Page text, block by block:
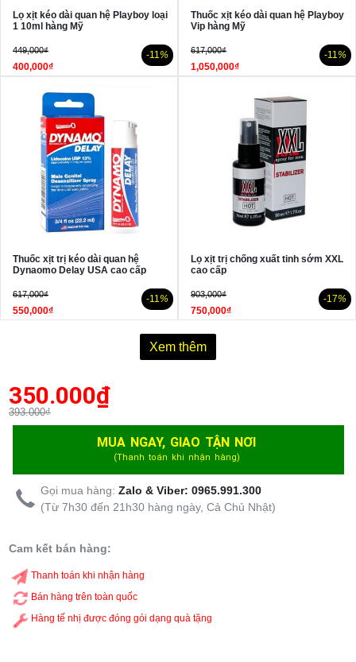
Lọ xịt kéo dài quan hệ Playboy loại
1 10ml hàng Mỹ
449,000₫
400,000₫
-11%
Thuốc xịt kéo dài quan hệ Playboy
Vip hàng Mỹ
617,000₫
1,050,000₫
-11%
Thuốc xịt trị kéo dài quan hệ
Dynaomo Delay USA cao cấp
617,000₫
550,000₫
-11%
Lọ xịt trị chống xuất tinh sớm XXL
cao cấp
903,000₫
750,000₫
-17%
Xem thêm
350.000₫
393.000₫
MUA NGAY, GIAO TẬN NƠI
(Thanh toán khi nhận hàng)
Gọi mua hàng: Zalo & Viber: 0965.991.300
(Từ 7h30 đến 21h30 hàng ngày, Cả Chủ Nhật)
Cam kết bán hàng:
Thanh toán khi nhận hàng
Bán hàng trên toàn quốc
Hàng tế nhị được đóng gói dạng quà tặng